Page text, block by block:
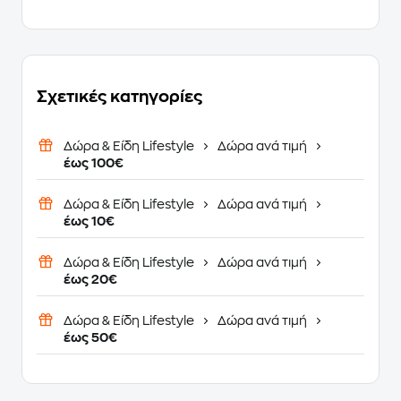
Σχετικές κατηγορίες
Δώρα & Είδη Lifestyle
Δώρα ανά τιμή
έως 100€
Δώρα & Είδη Lifestyle
Δώρα ανά τιμή
έως 10€
Δώρα & Είδη Lifestyle
Δώρα ανά τιμή
έως 20€
Δώρα & Είδη Lifestyle
Δώρα ανά τιμή
έως 50€